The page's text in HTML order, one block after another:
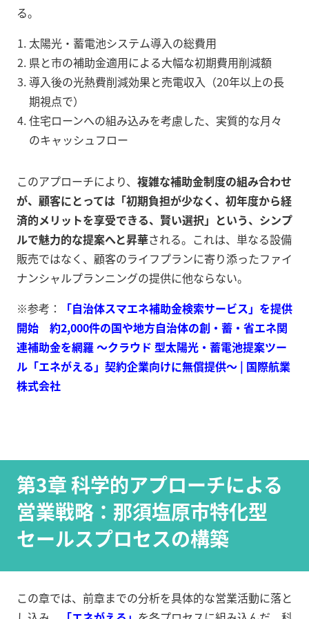
る。
太陽光・蓄電池システム導入の総費用
県と市の補助金適用による大幅な初期費用削減額
導入後の光熱費削減効果と売電収入（20年以上の長
期視点で）
住宅ローンへの組み込みを考慮した、実質的な月々
のキャッシュフロー
このアプローチにより、 複雑な補助金制度の組み合わせ
が、顧客にとっては「初期負担が少なく、初年度から経
済的メリットを享受できる、賢い選択」という、シンプ
ルで魅力的な提案へと昇華される。これは、単なる設備
販売ではなく、顧客のライフプランに寄り添ったファイ
ナンシャルプランニングの提供に他ならない。
※参考：
「自治体スマエネ補助金検索サービス」を提供
開始 約2,000件の国や地方自治体の創・蓄・省エネ関
連補助金を網羅 ～クラウド 型太陽光・蓄電池提案ツー
ル「エネがえる」契約企業向けに無償提供～ | 国際航業
株式会社
第3章 科学的アプローチによる
営業戦略：那須塩原市特化型
セールスプロセスの構築
この章では、前章までの分析を具体的な営業活動に落と